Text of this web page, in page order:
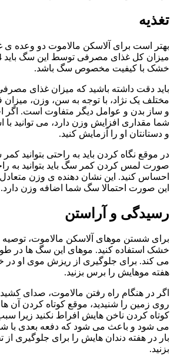
تغذیه
بهتر است برای آلاسکن مالاموت دو وعده ی
خشک با کیفیت مخصوص سگ باشد.
باید دقت داشته باشید که میزان غذای
مختلف یک نژاد، با توجه به سن، وزن،
و ساز بدن و عوامل دیگر متفاوت است.
شما مقداری افزایش وزن دارد، می توانید
و دستانتان او را آزمایش کنید.
در موقع نگاه کردن باید به راحتی بتوانید کمر
صورت لمس کردن کمر سگ باید بتوانید به
احساس کنید. این نشان دهنده ی وزن
این صورت احتمالا سگ شما اضافه وزن دارد.
رسیدگی و آراستن
برای شستن موهای آلاسکن مالاموت،
خشک استفاده کنید. موهای این سگ ها در
می کند. برای جلوگیری از ریزش موی او در
هفته موهایش را برس بزنید.
اگر در هنگام راه رفتن مالاموت، صدای
روی زمین را شنیدید، موقع کوتاه کردن آن
کوتاه کردن ناخن هایش افراط نکنید زیرا
بار در هفته دندان هایش را برای جلوگیری
بزنید.